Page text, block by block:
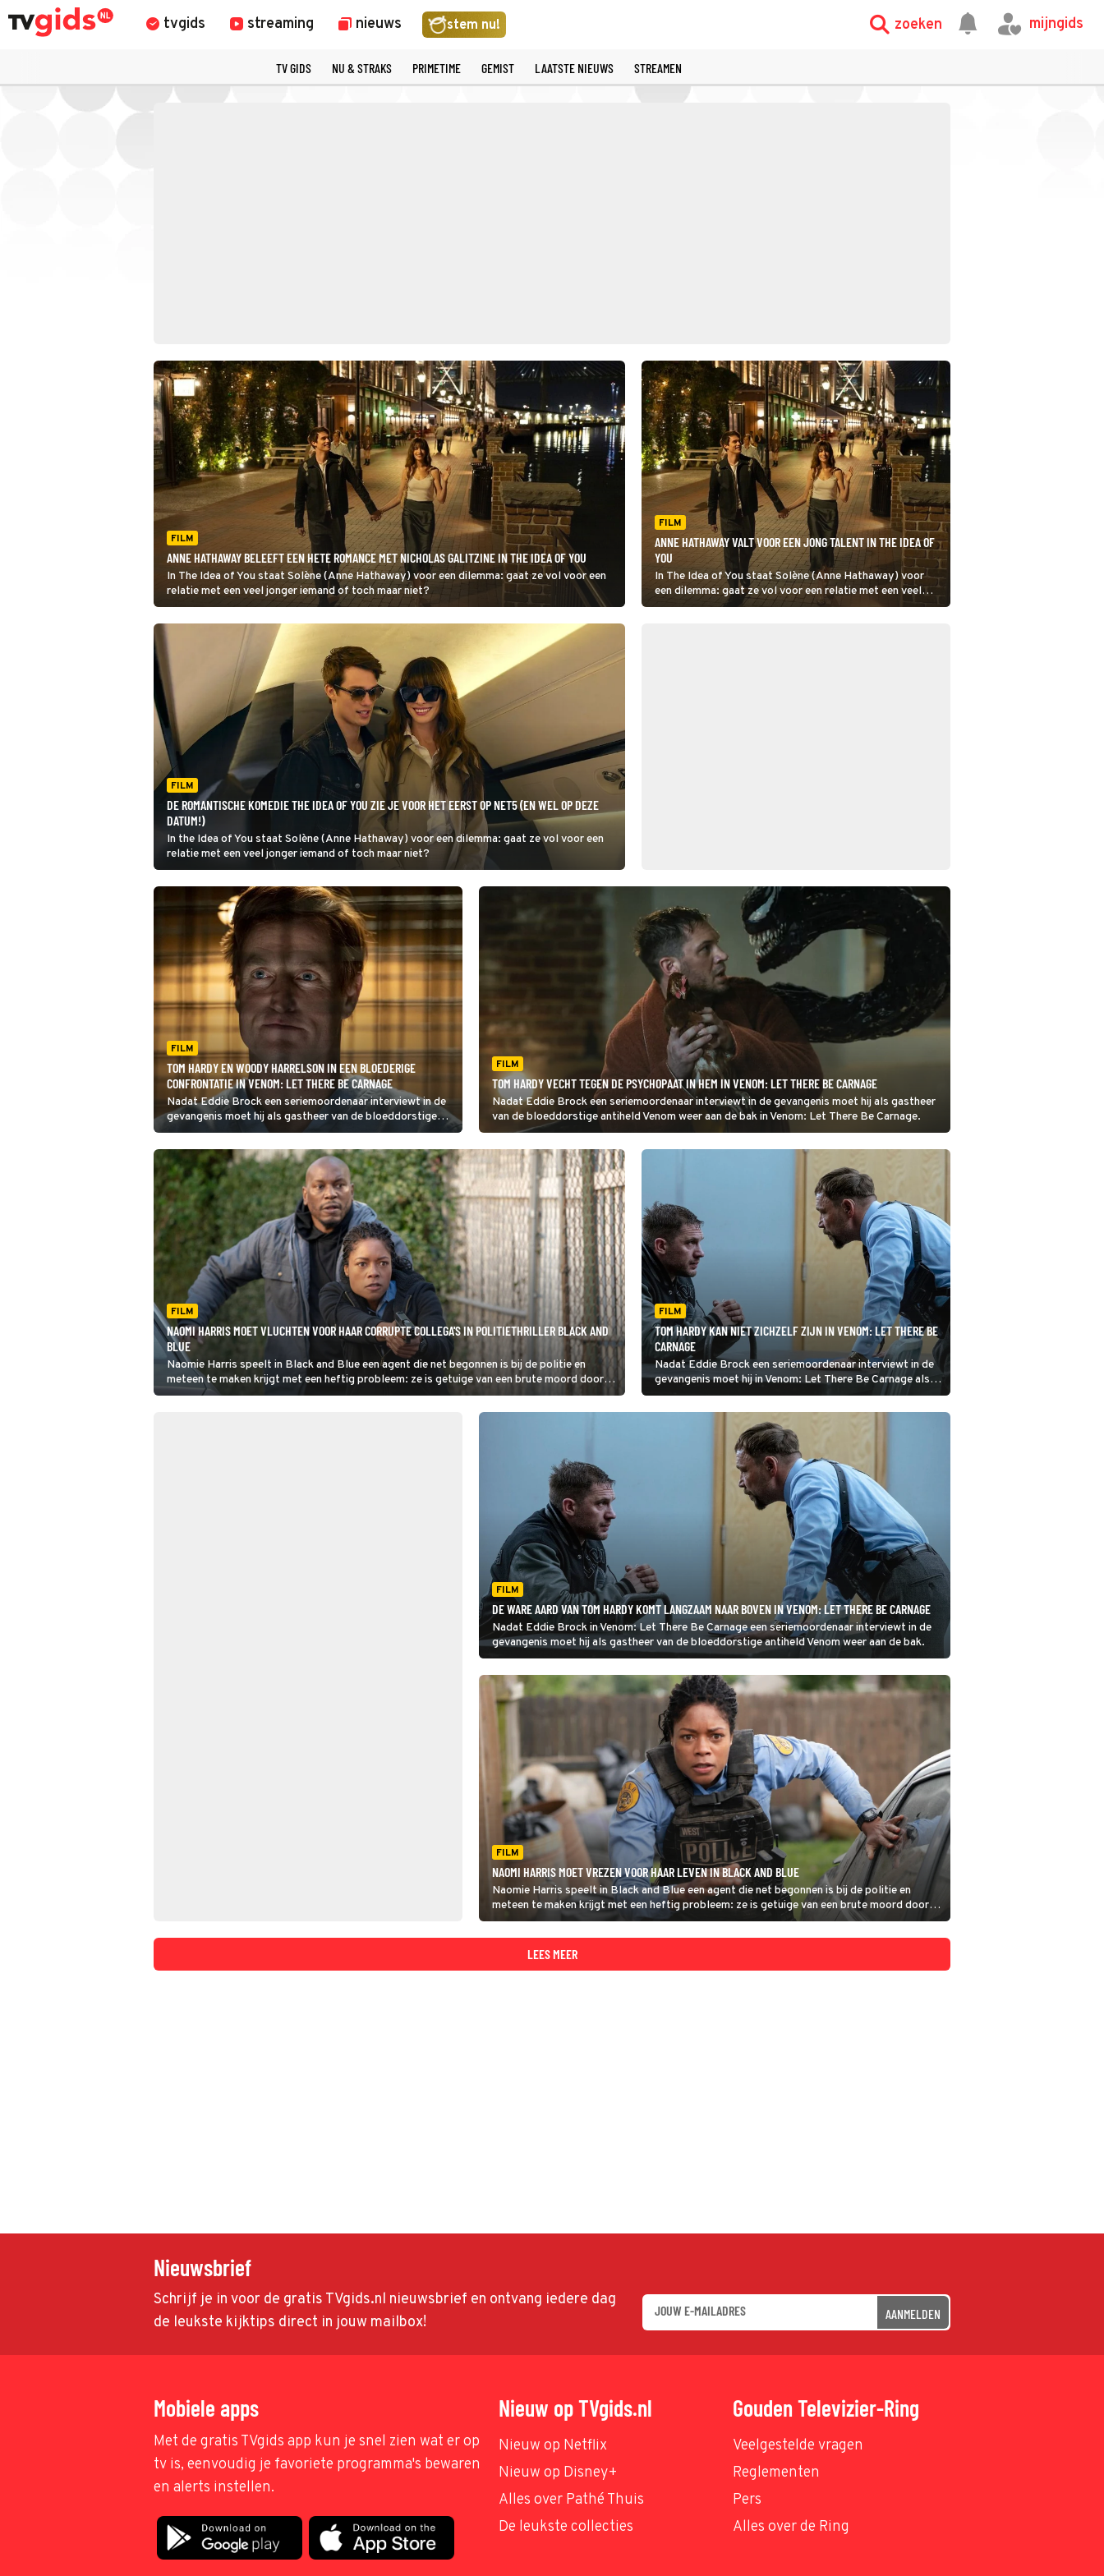
tvgids streaming nieuws stem nu! zoeken mijngids
TV GIDS NU & STRAKS PRIMETIME GEMIST LAATSTE NIEUWS STREAMEN
FILM
ANNE HATHAWAY BELEEFT EEN HETE ROMANCE MET NICHOLAS GALITZINE IN THE IDEA OF YOU
In The Idea of You staat Solène (Anne Hathaway) voor een dilemma: gaat ze vol voor een
relatie met een veel jonger iemand of toch maar niet?
FILM
ANNE HATHAWAY VALT VOOR EEN JONG TALENT IN THE IDEA OF
YOU
In The Idea of You staat Solène (Anne Hathaway) voor
een dilemma: gaat ze vol voor een relatie met een veel
jonger iemand of toch maar niet?
FILM
DE ROMANTISCHE KOMEDIE THE IDEA OF YOU ZIE JE VOOR HET EERST OP NET5 (EN WEL OP DEZE
DATUM!)
In the Idea of You staat Solène (Anne Hathaway) voor een dilemma: gaat ze vol voor een
relatie met een veel jonger iemand of toch maar niet?
FILM
TOM HARDY EN WOODY HARRELSON IN EEN BLOEDERIGE
CONFRONTATIE IN VENOM: LET THERE BE CARNAGE
Nadat Eddie Brock een seriemoordenaar interviewt in de
gevangenis moet hij als gastheer van de bloeddorstige
antiheld Venom weer aan de bak in Venom: Let There Be
Carnage.
FILM
TOM HARDY VECHT TEGEN DE PSYCHOPAAT IN HEM IN VENOM: LET THERE BE CARNAGE
Nadat Eddie Brock een seriemoordenaar interviewt in de gevangenis moet hij als gastheer
van de bloeddorstige antiheld Venom weer aan de bak in Venom: Let There Be Carnage.
FILM
NAOMI HARRIS MOET VLUCHTEN VOOR HAAR CORRUPTE COLLEGA'S IN POLITIETHRILLER BLACK AND
BLUE
Naomie Harris speelt in Black and Blue een agent die net begonnen is bij de politie en
meteen te maken krijgt met een heftig probleem: ze is getuige van een brute moord door
twee corrupte collega’s. Ze is haar eigen leven ook niet meer zeker.
FILM
TOM HARDY KAN NIET ZICHZELF ZIJN IN VENOM: LET THERE BE
CARNAGE
Nadat Eddie Brock een seriemoordenaar interviewt in de
gevangenis moet hij in Venom: Let There Be Carnage als
gastheer van de bloeddorstige antiheld Venom weer aan
de bak.
FILM
DE WARE AARD VAN TOM HARDY KOMT LANGZAAM NAAR BOVEN IN VENOM: LET THERE BE CARNAGE
Nadat Eddie Brock in Venom: Let There Be Carnage een seriemoordenaar interviewt in de
gevangenis moet hij als gastheer van de bloeddorstige antiheld Venom weer aan de bak.
FILM
NAOMI HARRIS MOET VREZEN VOOR HAAR LEVEN IN BLACK AND BLUE
Naomie Harris speelt in Black and Blue een agent die net begonnen is bij de politie en
meteen te maken krijgt met een heftig probleem: ze is getuige van een brute moord door
twee corrupte collega’s. Ze is haar eigen leven ook niet meer zeker.
LEES MEER
Nieuwsbrief
Schrijf je in voor de gratis TVgids.nl nieuwsbrief en ontvang iedere dag
de leukste kijktips direct in jouw mailbox!
AANMELDEN
Mobiele apps
Met de gratis TVgids app kun je snel zien wat er op
tv is, eenvoudig je favoriete programma's bewaren
en alerts instellen.
Nieuw op TVgids.nl
Nieuw op Netflix
Nieuw op Disney+
Alles over Pathé Thuis
De leukste collecties
Gouden Televizier-Ring
Veelgestelde vragen
Reglementen
Pers
Alles over de Ring